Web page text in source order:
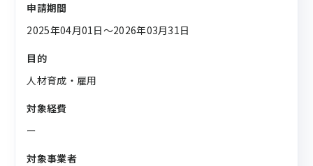
申請期間
2025年04月01日〜2026年03月31日
目的
人材育成・雇用
対象経費
ー
対象事業者